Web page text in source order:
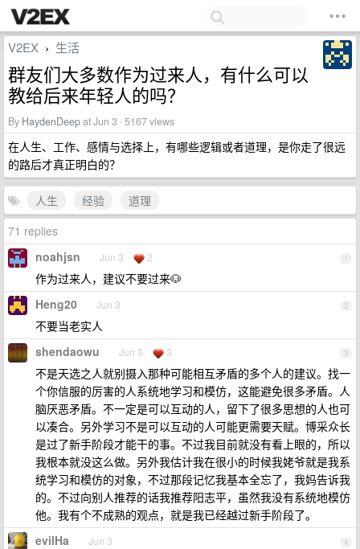
V2EX › 生活
群友们大多数作为过来人，有什么可以
教给后来年轻人的吗？
By HaydenDeepat Jun 3 · 5167 views
在人生、工作、感情与选择上，有哪些逻辑或者道理，是你走了很远
的路后才真正明白的？
人生 经验
道理
71 replies
1
noahjsn Jun 3 2
作为过来人，建议不要过来🐶
2
Heng20 Jun 3
不要当老实人
3
shendaowu Jun 3 3
不是天选之人就别摄入那种可能相互矛盾的多个人的建议。找一
个你信服的厉害的人系统地学习和模仿，这能避免很多矛盾。人
脑厌恶矛盾。不一定是可以互动的人，留下了很多思想的人也可
以凑合。另外学习不是可以互动的人可能更需要天赋。博采众长
是过了新手阶段才能干的事。不过我目前就没有看上眼的，所以
我根本就没这么做。另外我估计我在很小的时候我姥爷就是我系
统学习和模仿的对象，不过那段记忆我基本全忘了，我妈告诉我
的。不过向别人推荐的话我推荐阳志平，虽然我没有系统地模仿
他。我有个不成熟的观点，就是我已经越过新手阶段了。
4
evilHa Jun 3